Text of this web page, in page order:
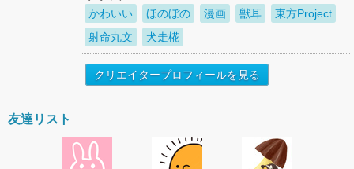
かわいい
ほのぼの 漫画 獣耳
東方Project
射命丸文
犬走椛
クリエイタープロフィールを見る
友達リスト